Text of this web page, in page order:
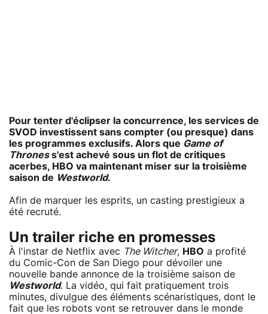
Pour tenter d'éclipser la concurrence, les services de
SVOD investissent sans compter (ou presque) dans
les programmes exclusifs. Alors que Game of
Throness'est achevé sous un flot de critiques
acerbes, HBO va maintenant miser sur la troisième
saison de Westworld.
Afin de marquer les esprits, un casting prestigieux a
été recruté.
Un trailer riche en promesses
À l'instar de Netflix avec The Witcher, HBO a profité
du Comic-Con de San Diego pour dévoiler une
nouvelle bande annonce de la troisième saison de
Westworld. La vidéo, qui fait pratiquement trois
minutes, divulgue des éléments scénaristiques, dont le
fait que les robots vont se retrouver dans le monde